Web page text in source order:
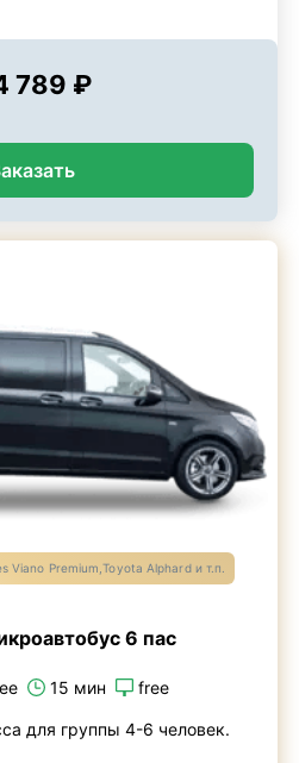
789 ₽
Viano Premium,Toyota Alphard и т.п.
6 пас
15 мин free
для группы 4-6 человек.